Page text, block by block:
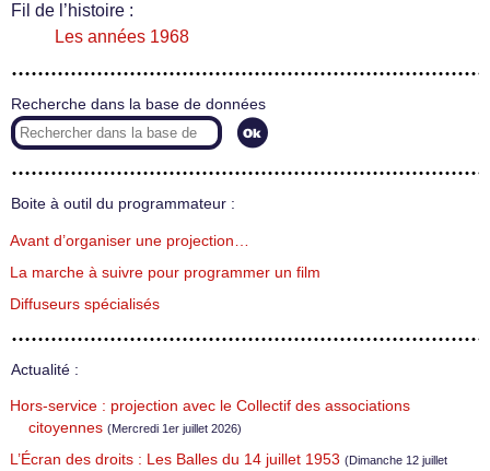
Fil de l’histoire :
Les années 1968
Recherche dans la base de données
Boite à outil du programmateur :
Avant d’organiser une projection…
La marche à suivre pour programmer un film
Diffuseurs spécialisés
Actualité :
Hors-service : projection avec le Collectif des associations
citoyennes (Mercredi 1er juillet 2026)
L’Écran des droits : Les Balles du 14 juillet 1953 (Dimanche 12 juillet